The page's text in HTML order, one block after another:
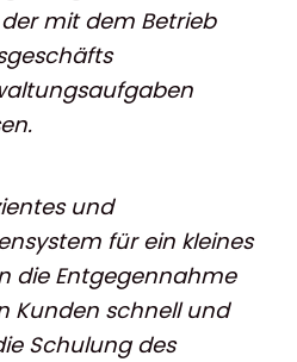
mit dem Betrieb
und
für ein kleines
die Entgegennahme
Kunden schnell und
Schulung des